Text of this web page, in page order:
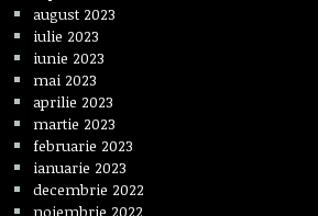
august 2023
iulie 2023
iunie 2023
mai 2023
aprilie 2023
martie 2023
februarie 2023
ianuarie 2023
decembrie 2022
noiembrie 2022